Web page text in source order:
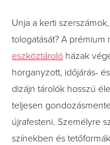
Unja a kerti
tologatását? A prémium
eszköztároló házak
horganyzott, időjárás-
dizájn tárolók hosszú
teljesen
újrafesteni. Személyre
színekben és